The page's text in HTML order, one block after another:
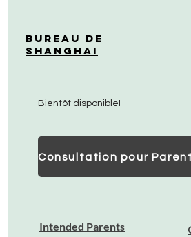
Bureau de
Shanghai
Bientôt disponible!
Intended Parents